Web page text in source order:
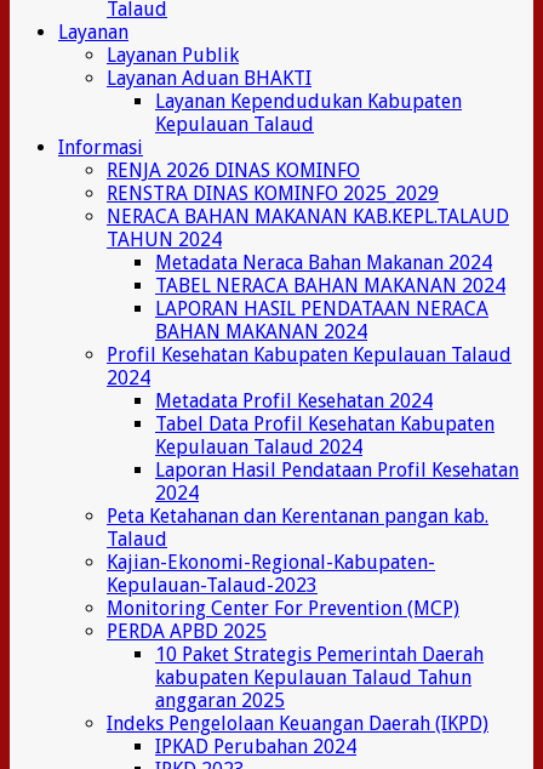
Talaud
Layanan
Layanan Publik
Layanan Aduan BHAKTI
Layanan Kependudukan Kabupaten
Kepulauan Talaud
Informasi
RENJA 2026 DINAS KOMINFO
RENSTRA DINAS KOMINFO 2025_2029
NERACA BAHAN MAKANAN KAB.KEPL.TALAUD
TAHUN 2024
Metadata Neraca Bahan Makanan 2024
TABEL NERACA BAHAN MAKANAN 2024
LAPORAN HASIL PENDATAAN NERACA
BAHAN MAKANAN 2024
Profil Kesehatan Kabupaten Kepulauan Talaud
2024
Metadata Profil Kesehatan 2024
Tabel Data Profil Kesehatan Kabupaten
Kepulauan Talaud 2024
Laporan Hasil Pendataan Profil Kesehatan
2024
Peta Ketahanan dan Kerentanan pangan kab.
Talaud
Kajian-Ekonomi-Regional-Kabupaten-
Kepulauan-Talaud-2023
Monitoring Center For Prevention (MCP)
PERDA APBD 2025
10 Paket Strategis Pemerintah Daerah
kabupaten Kepulauan Talaud Tahun
anggaran 2025
Indeks Pengelolaan Keuangan Daerah (IKPD)
IPKAD Perubahan 2024